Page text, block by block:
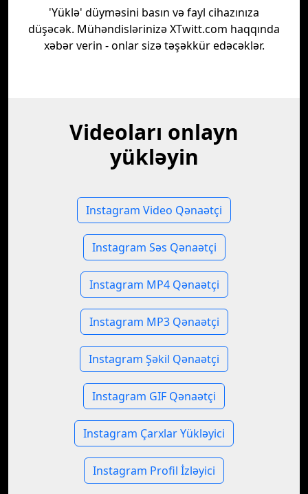
'Yüklə' düyməsini basın və fayl cihazınıza
düşəcək. Mühəndislərinizə XTwitt.com haqqında
xəbər verin - onlar sizə təşəkkür edəcəklər.
Videoları onlayn
yükləyin
Instagram Video Qənaətçi
Instagram Səs Qənaətçi
Instagram MP4 Qənaətçi
Instagram MP3 Qənaətçi
Instagram Şəkil Qənaətçi
Instagram GIF Qənaətçi
Instagram Çarxlar Yükləyici
Instagram Profil İzləyici